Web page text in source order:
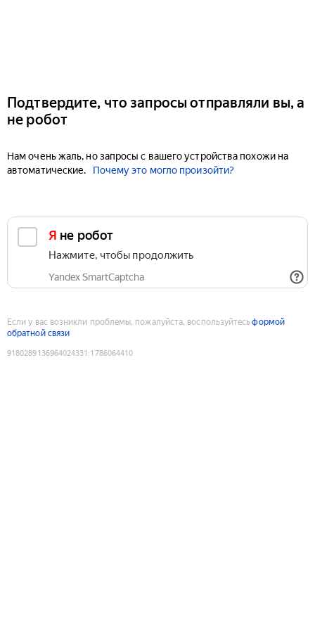
Подтвердите, что запросы отправляли вы, а
не робот
Нам очень жаль, но запросы с вашего устройства похожи на
автоматические.
Почему это могло произойти?
Я не робот
Нажмите, чтобы продолжить
Yandex SmartCaptcha
Если у вас возникли проблемы, пожалуйста, воспользуйтесьформой
обратной связи
9180289136964024331 :1786064410